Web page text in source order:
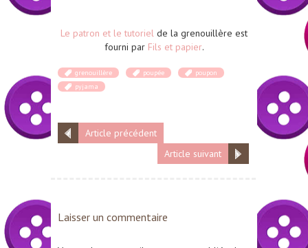
Le patron et le tutoriel de la grenouillère est
fourni par Fils et papier.
grenouillère poupée
poupon
pyjama
Article précédent
Article suivant
Laisser un commentaire